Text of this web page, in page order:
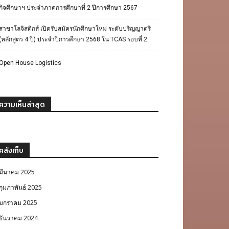
จศึกษาฯ ประจำภาคการศึกษาที่ 2 ปีการศึกษา 2567
าขาโลจิสติกส์ เปิดรับสมัครนักศึกษาใหม่ ระดับปริญญาตรี
หลักสูตร 4 ปี) ประจำปีการศึกษา 2568 ใน TCAS รอบที่ 2
House Logistics
วามเห็นล่าสุด
ลังเก็บ
นาคม 2025
มภาพันธ์ 2025
กราคม 2025
นวาคม 2024